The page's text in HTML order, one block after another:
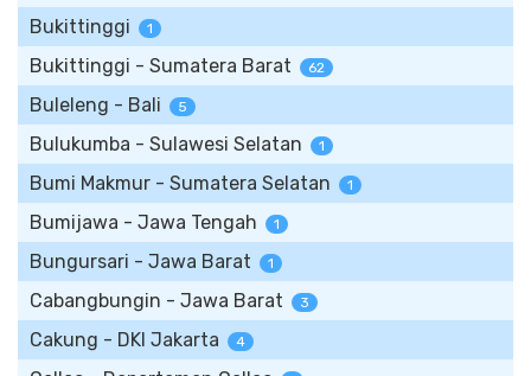
Bukittinggi 1
Bukittinggi - Sumatera Barat 62
Buleleng - Bali 5
Bulukumba - Sulawesi Selatan 1
Bumi Makmur - Sumatera Selatan 1
Bumijawa - Jawa Tengah 1
Bungursari - Jawa Barat 1
Cabangbungin - Jawa Barat 3
Cakung - DKI Jakarta 4